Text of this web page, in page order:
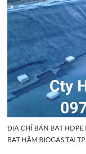
ĐỊA CHỈ BÁN BẠT HDPE
BẠT HẦM BIOGAS TẠI